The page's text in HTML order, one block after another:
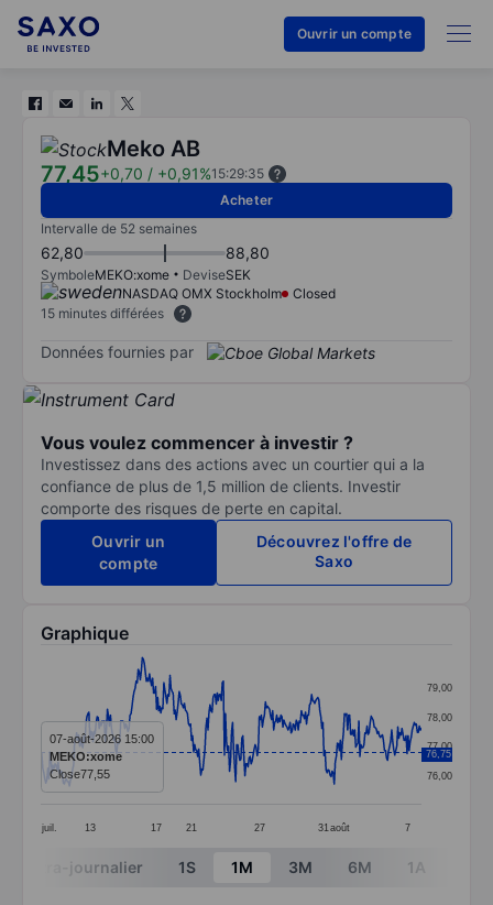
Ouvrir un compte
Meko AB
77,45+0,70 / +0,91%15:29:35
Acheter
Intervalle de 52 semaines
62,80 88,80
SymboleMEKO:xome DeviseSEK
NASDAQ OMX Stockholm
Closed
15 minutes différées
Données fournies par
Vous voulez commencer à investir ?
Investissez dans des actions avec un courtier qui a la
confiance de plus de 1,5 million de clients. Investir
comporte des risques de perte en capital.
Ouvrir un
compte
Découvrez l'offre de
Saxo
Graphique
Line chart with 372 data points.
The chart has 1 X axis displaying categories.
The chart has 1 Y axis displaying values. Data
juil. 13 17 21 27 31 août 7
76,00
77,00
78,00
79,00
76,75
07-août-2026 15:00
MEKO:xome
Close77,55
End of interactive chart.
Intra-journalier 1S 1M 3M 6M 1A